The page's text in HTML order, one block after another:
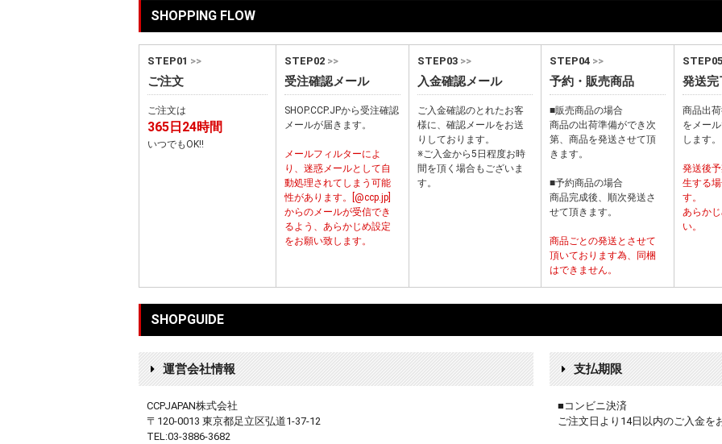
SHOPPING FLOW
STEP01 >>
ご注文
ご注文は
365日24時間
いつでもOK!!
STEP02 >>
受注確認メール
SHOP.CCP.JPから受注確認
メールが届きます。
メールフィルターによ
り、迷惑メールとして自
動処理されてしまう可能
性があります。[@ccp.jp]
からのメールが受信でき
るよう、あらかじめ設定
をお願い致します。
STEP03 >>
入金確認メール
ご入金確認のとれたお客
様に、確認メールをお送
りしております。
※ご入金から5日程度お時
間を頂く場合もございま
す。
STEP04 >>
予約・販売商品
■販売商品の場合
商品の出荷準備ができ次
第、商品を発送させて頂
きます。
■予約商品の場合
商品完成後、順次発送さ
せて頂きます。
商品ごとの発送とさせて
頂いております為、同梱
はできません。
発送
商品出
をメー
します。
発送後
生する
す。
あらか
い。
SHOPGUIDE
運営会社情報
CCPJAPAN株式会社
〒120-0013 東京都足立区弘道1-37-12
TEL:03-3886-3682
支払期限
■コンビニ決済
ご注文日より14日以内のご入金を